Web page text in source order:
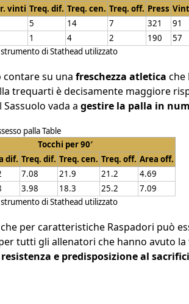
vinti Treq. dif. Treq. cen. Treq. off. Press
5 14 7 321 91
1 4 2 190 57
strumento di Stathead utilizzato
contare su una freschezza atletica che
trequarti è decisamente maggiore
vada a gestire la palla in
palla Table
Tocchi per 90′
dif. Treq. dif. Treq. cen. Treq. off. Area off.
7.08 21.9 21.2
4.69
3.98 18.3 25.2
7.09
strumento di Stathead utilizzato
per caratteristiche Raspadori può
tutti gli allenatori che hanno avuto
e predisposizione al